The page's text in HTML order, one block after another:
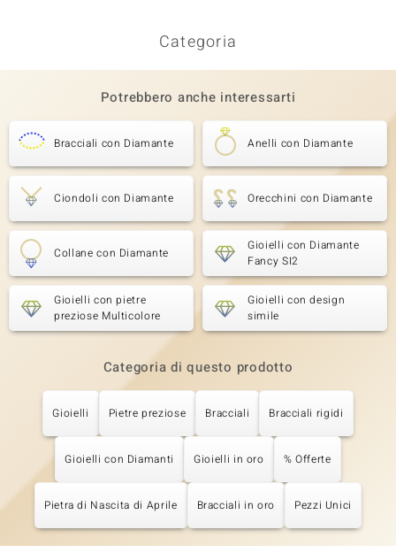
Categoria
Potrebbero anche interessarti
Bracciali con Diamante Anelli con Diamante
Ciondoli con Diamante Orecchini con Diamante
Collane con Diamante
Gioielli con Diamante
Fancy SI2
Gioielli con pietre
preziose Multicolore
Gioielli con design
simile
Categoria di questo prodotto
Gioielli Pietre preziose Bracciali Bracciali rigidi
Gioielli con Diamanti Gioielli in oro % Offerte
Pietra di Nascita di Aprile Bracciali in oro Pezzi Unici